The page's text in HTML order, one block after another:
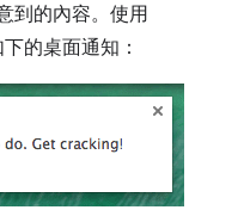
到的內容。使用
的桌面通知：